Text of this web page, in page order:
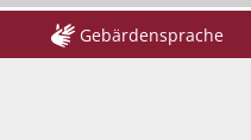
Gebärdensprache